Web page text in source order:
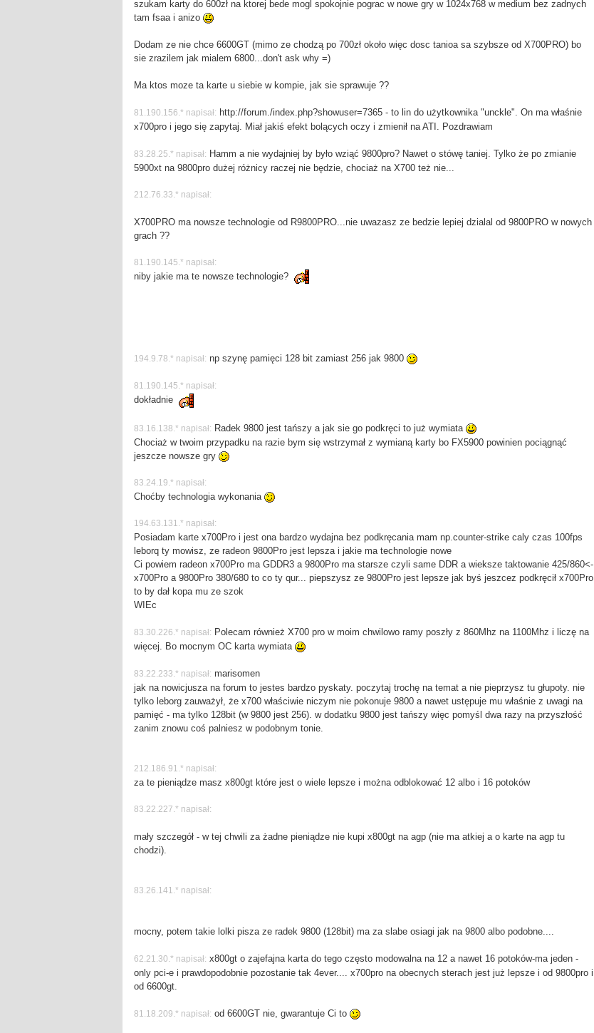
szukam karty do 600zł na ktorej bede mogl spokojnie pograc w nowe gry w 1024x768 w medium bez zadnych
tam fsaa i anizo
Dodam ze nie chce 6600GT (mimo ze chodzą po 700zł około więc dosc tanioa sa szybsze od X700PRO) bo
sie zrazilem jak mialem 6800...don't ask why =)
Ma ktos moze ta karte u siebie w kompie, jak sie sprawuje ??
81.190.156.* napisał: http://forum./index.php?showuser=7365 - to lin do użytkownika "unckle". On ma właśnie
x700pro i jego się zapytaj. Miał jakiś efekt bolących oczy i zmienił na ATI. Pozdrawiam
83.28.25.* napisał: Hamm a nie wydajniej by było wziąć 9800pro? Nawet o stówę taniej. Tylko że po zmianie
5900xt na 9800pro dużej różnicy raczej nie będzie, chociaż na X700 też nie...
212.76.33.* napisał:
X700PRO ma nowsze technologie od R9800PRO...nie uwazasz ze bedzie lepiej dzialal od 9800PRO w nowych
grach ??
81.190.145.* napisał:
niby jakie ma te nowsze technologie?
194.9.78.* napisał: np szynę pamięci 128 bit zamiast 256 jak 9800
81.190.145.* napisał:
dokładnie
83.16.138.* napisał: Radek 9800 jest tańszy a jak sie go podkręci to już wymiata
Chociaż w twoim przypadku na razie bym się wstrzymał z wymianą karty bo FX5900 powinien pociągnąć
jeszcze nowsze gry
83.24.19.* napisał:
Choćby technologia wykonania
194.63.131.* napisał:
Posiadam karte x700Pro i jest ona bardzo wydajna bez podkręcania mam np.counter-strike caly czas 100fps
leborq ty mowisz, ze radeon 9800Pro jest lepsza i jakie ma technologie nowe
Ci powiem radeon x700Pro ma GDDR3 a 9800Pro ma starsze czyli same DDR a wieksze taktowanie 425/860<-
x700Pro a 9800Pro 380/680 to co ty qur... piepszysz ze 9800Pro jest lepsze jak byś jeszcez podkręcił x700Pro
to by dał kopa mu ze szok
WIEc
83.30.226.* napisał: Polecam również X700 pro w moim chwilowo ramy poszły z 860Mhz na 1100Mhz i liczę na
więcej. Bo mocnym OC karta wymiata
83.22.233.* napisał: marisomen
jak na nowicjusza na forum to jestes bardzo pyskaty. poczytaj trochę na temat a nie pieprzysz tu głupoty. nie
tylko leborg zauważył, że x700 właściwie niczym nie pokonuje 9800 a nawet ustępuje mu właśnie z uwagi na
pamięć - ma tylko 128bit (w 9800 jest 256). w dodatku 9800 jest tańszy więc pomyśl dwa razy na przyszłość
zanim znowu coś palniesz w podobnym tonie.
212.186.91.* napisał:
za te pieniądze masz x800gt które jest o wiele lepsze i można odblokować 12 albo i 16 potoków
83.22.227.* napisał:
mały szczegół - w tej chwili za żadne pieniądze nie kupi x800gt na agp (nie ma atkiej a o karte na agp tu
chodzi).
83.26.141.* napisał:
mocny, potem takie lolki pisza ze radek 9800 (128bit) ma za slabe osiagi jak na 9800 albo podobne....
62.21.30.* napisał: x800gt o zajefajna karta do tego często modowalna na 12 a nawet 16 potoków-ma jeden -
only pci-e i prawdopodobnie pozostanie tak 4ever.... x700pro na obecnych sterach jest już lepsze i od 9800pro i
od 6600gt.
81.18.209.* napisał: od 6600GT nie, gwarantuje Ci to